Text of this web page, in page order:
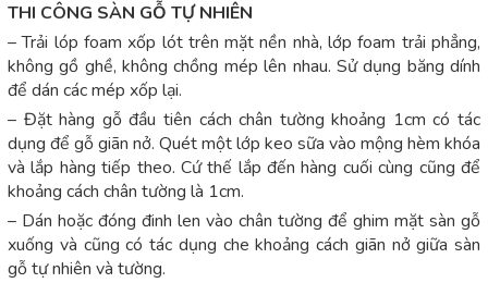
THI CÔNG SÀN GỖ TỰ NHIÊN
– Trải lóp foam xốp lót trên mặt nền nhà, lớp foam trải phẳng,
không gồ ghề, không chồng mép lên nhau. Sử dụng băng dính
để dán các mép xốp lại.
– Đặt hàng gỗ đầu tiên cách chân tường khoảng 1cm có tác
dụng để gỗ giãn nở. Quét một lớp keo sữa vào mộng hèm khóa
và lắp hàng tiếp theo. Cứ thế lắp đến hàng cuối cùng cũng để
khoảng cách chân tường là 1cm.
– Dán hoặc đóng đinh len vào chân tường để ghim mặt sàn gỗ
xuống và cũng có tác dụng che khoảng cách giãn nở giữa sàn
gỗ tự nhiên và tường.